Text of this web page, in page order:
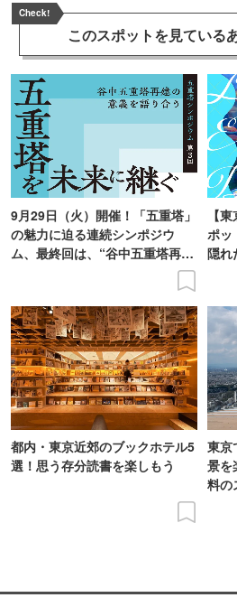
Check!
このスポットを見ている
9月29日（火）開催！「五重塔」
の魅力に迫る連続シンポジウ
ム、最終回は、“谷中五重塔再建
【
ポッ
隠れ
都内・東京近郊のブックホテル5
選！思う存分読書を楽しもう
東京
景を
料の